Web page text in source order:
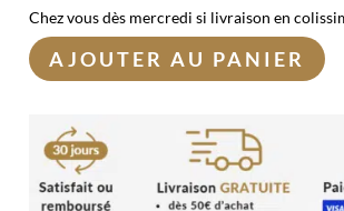
Chez vous dès mercredi si livraison en
AJOUTER AU PANIER